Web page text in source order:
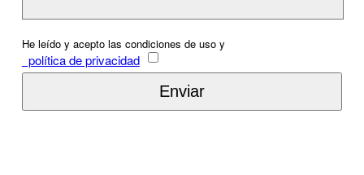
He leído y acepto las condiciones de uso y
política de privacidad